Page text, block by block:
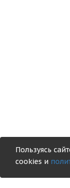
Пользуясь
cookies и